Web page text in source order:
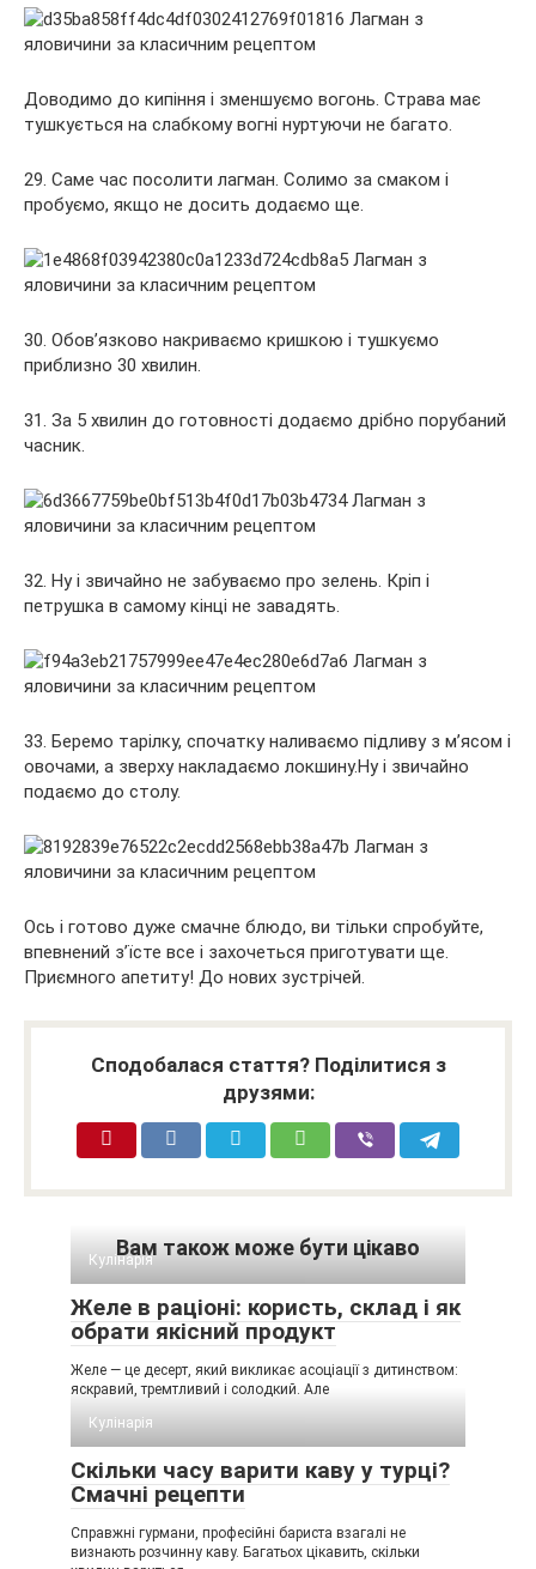
Доводимо до кипіння і зменшуємо вогонь. Страва має
тушкується на слабкому вогні нуртуючи не багато.
29. Саме час посолити лагман. Солимо за смаком і
пробуємо, якщо не досить додаємо ще.
30. Обов’язково накриваємо кришкою і тушкуємо
приблизно 30 хвилин.
31. За 5 хвилин до готовності додаємо дрібно порубаний
часник.
32. Ну і звичайно не забуваємо про зелень. Кріп і
петрушка в самому кінці не завадять.
33. Беремо тарілку, спочатку наливаємо підливу з м’ясом і
овочами, а зверху накладаємо локшину.Ну і звичайно
подаємо до столу.
Ось і готово дуже смачне блюдо, ви тільки спробуйте,
впевнений з’їсте все і захочеться приготувати ще.
Приємного апетиту! До нових зустрічей.
Сподобалася стаття? Поділитися з
друзями:
Вам також може бути цікаво
Кулінарія
Желе в раціоні: користь, склад і як
обрати якісний продукт
Желе — це десерт, який викликає асоціації з дитинством:
яскравий, тремтливий і солодкий. Але
Кулінарія
Скільки часу варити каву у турці?
Смачні рецепти
Справжні гурмани, професійні бариста взагалі не
визнають розчинну каву. Багатьох цікавить, скільки